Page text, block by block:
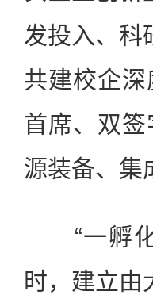
发投入、科
共建校企
首席、双
源装备、集
“一孵化
时，建立由